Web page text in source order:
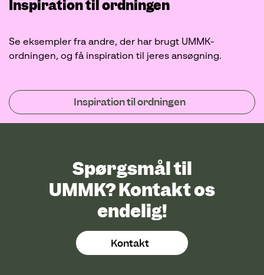
Inspiration til ordningen
Se eksempler fra andre, der har brugt UMMK-
ordningen, og få inspiration til jeres ansøgning.
Inspiration til ordningen
Spørgsmål til
UMMK? Kontakt os
endelig!
Kontakt